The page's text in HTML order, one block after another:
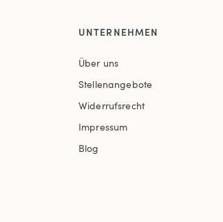
UNTERNEHMEN
Über uns
Stellenangebote
Widerrufsrecht
Impressum
Blog